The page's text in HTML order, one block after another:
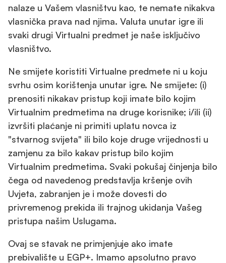
nalaze u Vašem vlasništvu kao, te nemate nikakva
vlasnička prava nad njima. Valuta unutar igre ili
svaki drugi Virtualni predmet je naše isključivo
vlasništvo.
Ne smijete koristiti Virtualne predmete ni u koju
svrhu osim korištenja unutar igre. Ne smijete: (i)
prenositi nikakav pristup koji imate bilo kojim
Virtualnim predmetima na druge korisnike; i/ili (ii)
izvršiti plaćanje ni primiti uplatu novca iz
"stvarnog svijeta" ili bilo koje druge vrijednosti u
zamjenu za bilo kakav pristup bilo kojim
Virtualnim predmetima. Svaki pokušaj činjenja bilo
čega od navedenog predstavlja kršenje ovih
Uvjeta, zabranjen je i može dovesti do
privremenog prekida ili trajnog ukidanja Vašeg
pristupa našim Uslugama.
Ovaj se stavak ne primjenjuje ako imate
prebivalište u EGP+. Imamo apsolutno pravo